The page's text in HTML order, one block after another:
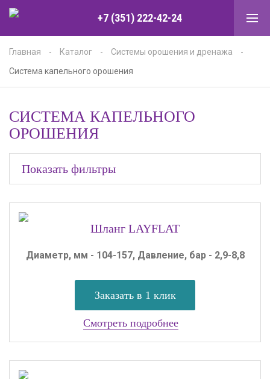
+7 (351) 222-42-24
Главная - Каталог - Системы орошения и дренажа
-
Система капельного орошения
СИСТЕМА КАПЕЛЬНОГО
ОРОШЕНИЯ
Показать фильтры
Шланг LAYFLAT
Диаметр, мм - 104-157, Давление, бар - 2,9-8,8
Заказать в 1 клик
Смотреть подробнее